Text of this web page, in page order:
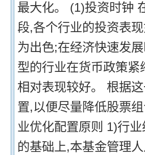
最大化。 (1)投资时钟
段,各个行业的投资表
为出色;在经济快速发
型的行业在货币政策
相对表现较好。 根据
置,以便尽量降低股票
业优化配置原则 1)行
的基础上,本基金管理